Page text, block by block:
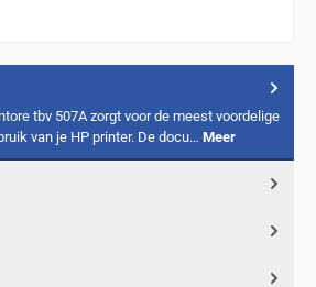
tbv 507A zorgt voor de meest voordelige
van je HP printer. De docu… Meer